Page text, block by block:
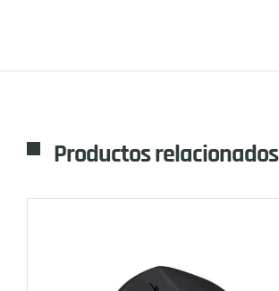
Productos relacionados